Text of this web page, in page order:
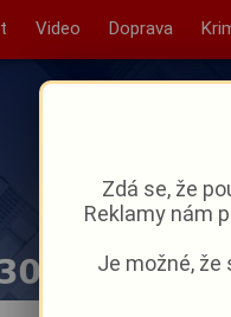
Video Doprava
Zdá se, že
Reklamy nám
Je možné,